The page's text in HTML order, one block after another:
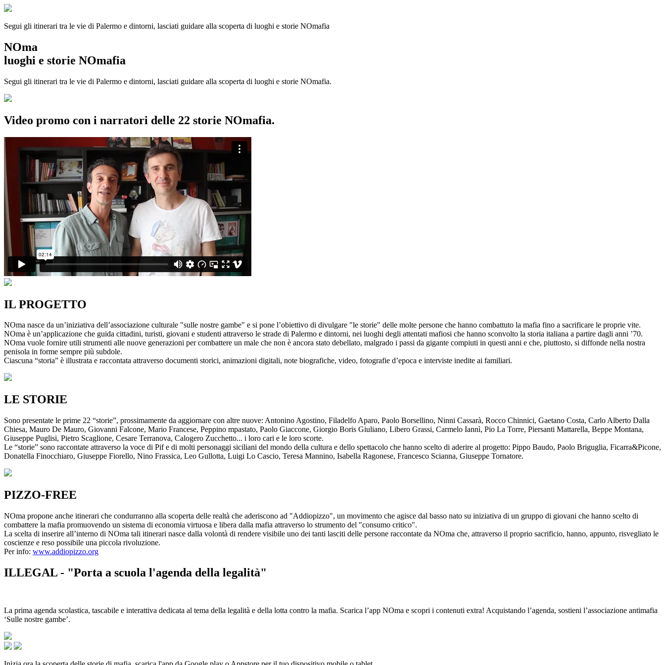
Segui gli itinerari tra le vie di Palermo e dintorni, lasciati guidare alla scoperta di luoghi e storie NOmafia
NOma
luoghi e storie NOmafia
Segui gli itinerari tra le vie di Palermo e dintorni, lasciati guidare alla scoperta di luoghi e storie NOmafia.
Video promo con i narratori delle 22 storie NOmafia.
IL PROGETTO
NOma nasce da un’iniziativa dell’associazione culturale "sulle nostre gambe" e si pone l’obiettivo di divulgare "le storie" delle molte persone che hanno combattuto la mafia fino a sacrificare le proprie vite.
NOma è un’applicazione che guida cittadini, turisti, giovani e studenti attraverso le strade di Palermo e dintorni, nei luoghi degli attentati mafiosi che hanno sconvolto la storia italiana a partire dagli anni ’70.
NOma vuole fornire utili strumenti alle nuove generazioni per combattere un male che non è ancora stato debellato, malgrado i passi da gigante compiuti in questi anni e che, piuttosto, si diffonde nella nostra
penisola in forme sempre più subdole.
Ciascuna “storia” è illustrata e raccontata attraverso documenti storici, animazioni digitali, note biografiche, video, fotografie d’epoca e interviste inedite ai familiari.
LE STORIE
Sono presentate le prime 22 “storie”, prossimamente da aggiornare con altre nuove: Antonino Agostino, Filadelfo Aparo, Paolo Borsellino, Ninni Cassarà, Rocco Chinnici, Gaetano Costa, Carlo Alberto Dalla
Chiesa, Mauro De Mauro, Giovanni Falcone, Mario Francese, Peppino mpastato, Paolo Giaccone, Giorgio Boris Giuliano, Libero Grassi, Carmelo Iannì, Pio La Torre, Piersanti Mattarella, Beppe Montana,
Giuseppe Puglisi, Pietro Scaglione, Cesare Terranova, Calogero Zucchetto... i loro cari e le loro scorte.
Le “storie” sono raccontate attraverso la voce di Pif e di molti personaggi siciliani del mondo della cultura e dello spettacolo che hanno scelto di aderire al progetto: Pippo Baudo, Paolo Briguglia, Ficarra&Picone,
Donatella Finocchiaro, Giuseppe Fiorello, Nino Frassica, Leo Gullotta, Luigi Lo Cascio, Teresa Mannino, Isabella Ragonese, Francesco Scianna, Giuseppe Tornatore.
PIZZO-FREE
NOma propone anche itinerari che condurranno alla scoperta delle realtà che aderiscono ad "Addiopizzo", un movimento che agisce dal basso nato su iniziativa di un gruppo di giovani che hanno scelto di
combattere la mafia promuovendo un sistema di economia virtuosa e libera dalla mafia attraverso lo strumento del "consumo critico".
La scelta di inserire all’interno di NOma tali itinerari nasce dalla volontà di rendere visibile uno dei tanti lasciti delle persone raccontate da NOma che, attraverso il proprio sacrificio, hanno, appunto, risvegliato le
coscienze e reso possibile una piccola rivoluzione.
Per info: www.addiopizzo.org
ILLEGAL - "Porta a scuola l'agenda della legalità"
La prima agenda scolastica, tascabile e interattiva dedicata al tema della legalità e della lotta contro la mafia. Scarica l’app NOma e scopri i contenuti extra! Acquistando l’agenda, sostieni l’associazione antimafia
‘Sulle nostre gambe’.